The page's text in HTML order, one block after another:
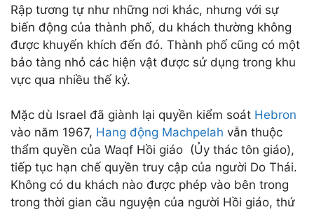
Rập tương tự như những nơi khác, nhưng với sự
biến động của thành phố, du khách thường không
được khuyến khích đến đó. Thành phố cũng có một
bảo tàng nhỏ các hiện vật được sử dụng trong khu
vực qua nhiều thế kỷ.
Mặc dù Israel đã giành lại quyền kiểm soát Hebron
vào năm 1967, Hang động Machpelah vẫn thuộc
thẩm quyền của Waqf Hồi giáo (Ủy thác tôn giáo),
tiếp tục hạn chế quyền truy cập của người Do Thái.
Không có du khách nào được phép vào bên trong
trong thời gian cầu nguyện của người Hồi giáo, thứ